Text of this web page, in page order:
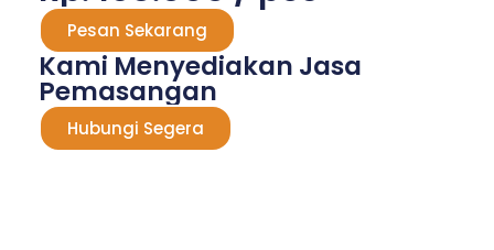
Pesan Sekarang
Kami Menyediakan Jasa
Pemasangan
Hubungi Segera